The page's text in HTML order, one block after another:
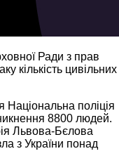
Ради з прав
кількість цивільних
поліція
8800 людей.
Львова-Бєлова
з України понад